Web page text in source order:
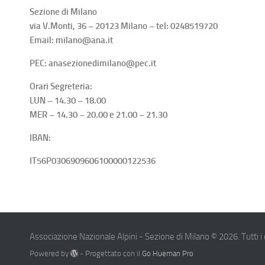
Sezione di Milano
via V.Monti, 36 – 20123 Milano – tel: 0248519720
Email: milano@ana.it
PEC: anasezionedimilano@pec.it
Orari Segreteria:
LUN – 14.30 – 18.00
MER – 14.30 – 20.00 e 21.00 – 21.30
IBAN:
IT56P0306909606100000122536
Associazione Nazionale Alpini - Sezione di Milano © 2026. Tutti
Powered by - Progettato con ilGo Hueman Pro